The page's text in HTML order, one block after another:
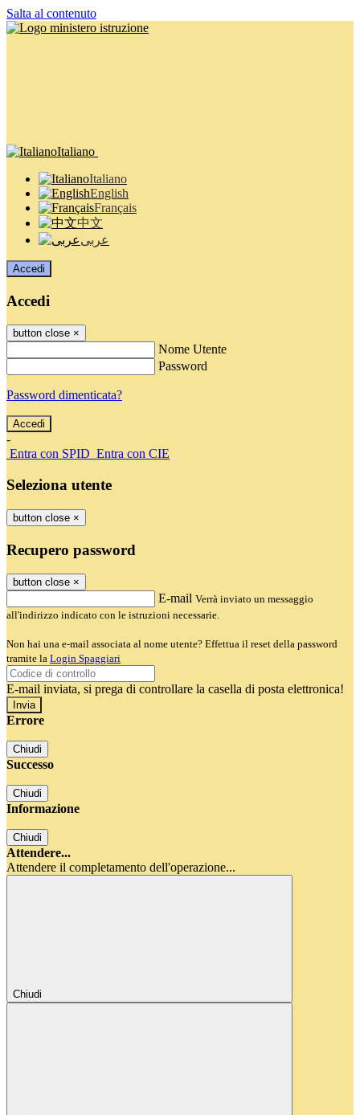
Salta al contenuto
Italiano
Italiano
English
Français
中文
عربى
Accedi
Accedi
button close ×
Nome Utente
Password
Password dimenticata?
-
Entra con SPID Entra con CIE
Seleziona utente
button close ×
Recupero password
button close ×
E-mail Verrà inviato un messaggio
all'indirizzo indicato con le istruzioni necessarie.
Non hai una e-mail associata al nome utente? Effettua il reset della password
tramite la Login Spaggiari
E-mail inviata, si prega di controllare la casella di posta elettronica!
Errore
Chiudi
Successo
Chiudi
Informazione
Chiudi
Attendere...
Attendere il completamento dell'operazione...
Chiudi